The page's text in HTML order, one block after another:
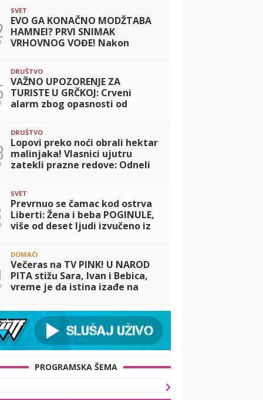
SVET
EVO GA KONAČNO MODŽTABA
HAMNEI? PRVI SNIMAK
VRHOVNOG VOĐE! Nakon
'izuzetno teškom stanju' Iran
objavio ovaj klip (VIDEO)
DRUŠTVO
VAŽNO UPOZORENJE ZA
TURISTE U GRČKOJ: Crveni
alarm zbog opasnosti od
regionima
DRUŠTVO
Lopovi preko noći obrali hektar
malinjaka! Vlasnici ujutru
zatekli prazne redove: Odneli
SVET
Prevrnuo se čamac kod ostrva
Liberti: Žena i beba POGINULE,
više od deset ljudi izvučeno iz
DOMAĆI
Večeras na TV PINK! U NAROD
PITA stižu Sara, Ivan i Bebica,
vreme je da istina izađe na
PROGRAMSKA ŠEMA